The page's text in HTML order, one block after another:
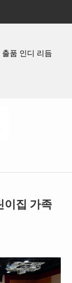
26일(수) 개봉
이집 가족